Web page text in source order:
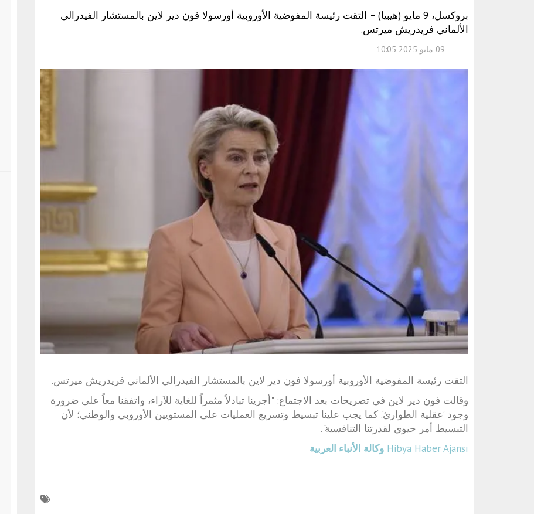
بروكسل، 9 مايو (هيبيا) – التقت رئيسة المفوضية الأوروبية أورسولا فون دير لاين بالمستشار الفيدرالي
الألماني فريدريش ميرتس.
09 مايو 2025 10:05
التقت رئيسة المفوضية الأوروبية أورسولا فون دير لاين بالمستشار الفيدرالي الألماني فريدريش ميرتس.
وقالت فون دير لاين في تصريحات بعد الاجتماع: "أجرينا تبادلاً مثمراً للغاية للآراء، واتفقنا معاً على ضرورة
وجود ’عقلية الطوارئ‘. كما يجب علينا تبسيط وتسريع العمليات على المستويين الأوروبي والوطني؛ لأن
التبسيط أمر حيوي لقدرتنا التنافسية".
Hibya Haber Ajansı وكالة الأنباء العربية